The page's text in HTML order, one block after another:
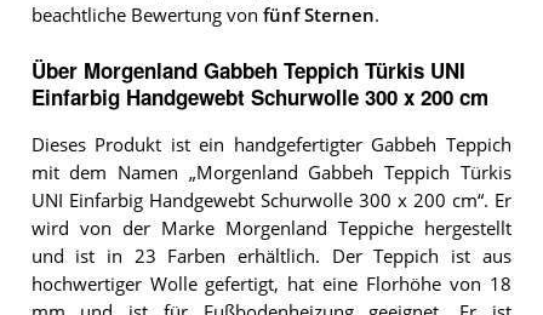
beachtliche Bewertung von fünf Sternen.
Über Morgenland Gabbeh Teppich Türkis UNI
Einfarbig Handgewebt Schurwolle 300 x 200 cm
Dieses Produkt ist ein handgefertigter Gabbeh Teppich
mit dem Namen „Morgenland Gabbeh Teppich Türkis
UNI Einfarbig Handgewebt Schurwolle 300 x 200 cm“. Er
wird von der Marke Morgenland Teppiche hergestellt
und ist in 23 Farben erhältlich. Der Teppich ist aus
hochwertiger Wolle gefertigt, hat eine Florhöhe von 18